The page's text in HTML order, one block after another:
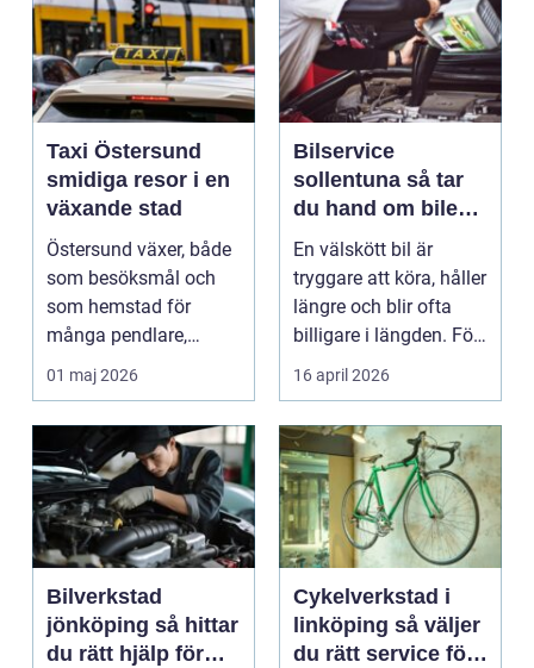
Taxi Östersund
smidiga resor i en
växande stad
Östersund växer, både
som besöksmål och
som hemstad för
många pendlare,
studenter och
företagare. En...
01 maj 2026
Bilservice
sollentuna så tar
du hand om bilen
på ett smart sätt
En välskött bil är
tryggare att köra, håller
längre och blir ofta
billigare i längden. För
många bil...
16 april 2026
Bilverkstad
jönköping så hittar
du rätt hjälp för
Cykelverkstad i
linköping så väljer
du rätt service för